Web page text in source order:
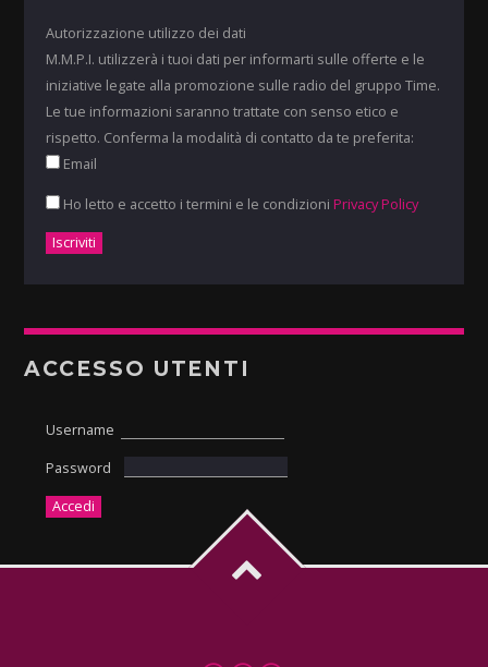
Autorizzazione utilizzo dei dati
M.M.P.I. utilizzerà i tuoi dati per informarti sulle offerte e le
iniziative legate alla promozione sulle radio del gruppo Time.
Le tue informazioni saranno trattate con senso etico e
rispetto. Conferma la modalità di contatto da te preferita:
Email
Ho letto e accetto i termini e le condizioni Privacy Policy
ACCESSO UTENTI
Username
Password